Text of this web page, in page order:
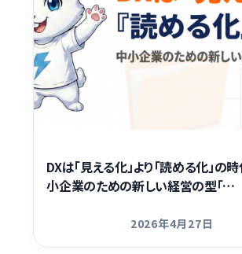
DXは「見える化」より「読める化」の
小企業のための新しい経営の型「…
更新日
2026年4月27日